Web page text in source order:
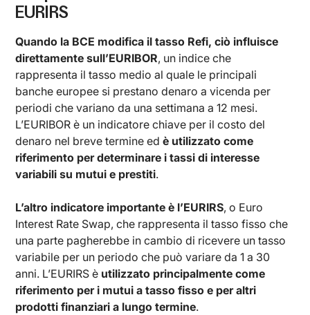
EURIRS
Quando la BCE modifica il tasso Refi, ciò influisce
direttamente sull’EURIBOR, un indice che
rappresenta il tasso medio al quale le principali
banche europee si prestano denaro a vicenda per
periodi che variano da una settimana a 12 mesi.
L’EURIBOR è un indicatore chiave per il costo del
denaro nel breve termine edè utilizzato come
riferimento per determinare i tassi di interesse
variabili su mutui e prestiti.
L’altro indicatore importante è l’EURIRS, o Euro
Interest Rate Swap, che rappresenta il tasso fisso che
una parte pagherebbe in cambio di ricevere un tasso
variabile per un periodo che può variare da 1 a 30
anni. L’EURIRS è utilizzato principalmente come
riferimento per i mutui a tasso fisso e per altri
prodotti finanziari a lungo termine.